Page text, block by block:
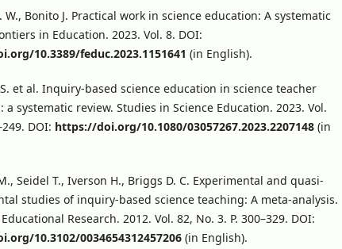
W., Bonito J. Practical work in science education: A systematic
in Education. 2023. Vol. 8. DOI:
10.3389/feduc.2023.1151641 (in English).
S. et al. Inquiry-based science education in science teacher
a systematic review. Studies in Science Education. 2023. Vol.
DOI: https://doi.org/10.1080/03057267.2023.2207148 (in
Seidel T., Iverson H., Briggs D. C. Experimental and quasi-
studies of inquiry-based science teaching: A meta-analysis.
Research. 2012. Vol. 82, No. 3. P. 300–329. DOI:
10.3102/0034654312457206 (in English).